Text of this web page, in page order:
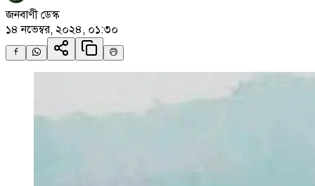
জনবাণী ডেস্ক
১৪ নভেম্বর, ২০২৪, ০১:৩০